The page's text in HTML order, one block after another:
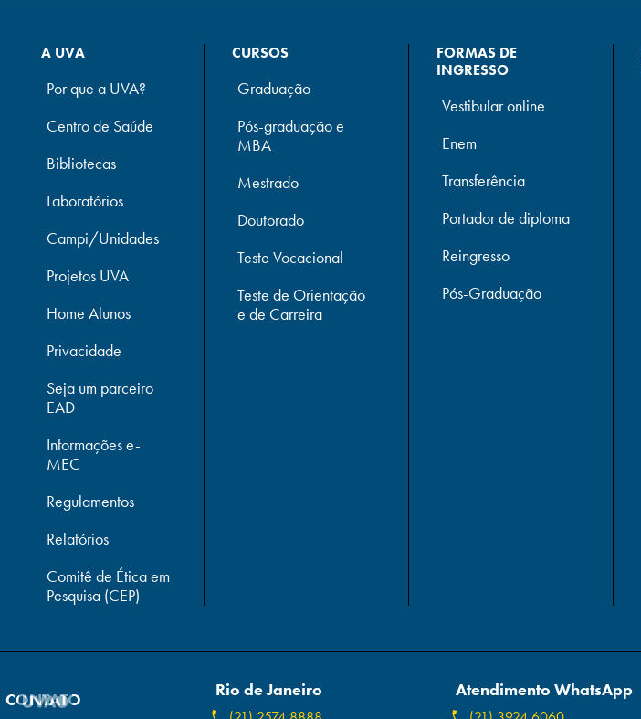
A UVA
Por que a UVA?
Centro de Saúde
Bibliotecas
Laboratórios
Campi/Unidades
Projetos UVA
Home Alunos
Privacidade
Seja um parceiro
EAD
Informações e-
MEC
Regulamentos
Relatórios
Comitê de Ética em
Pesquisa (CEP)
CURSOS
Graduação
Pós-graduação e
MBA
Mestrado
Doutorado
Teste Vocacional
Teste de Orientação
e de Carreira
FORMAS DE
INGRESSO
Vestibular online
Enem
Transferência
Portador de diploma
Reingresso
Pós-Graduação
CONTATO Rio de Janeiro Atendimento WhatsApp